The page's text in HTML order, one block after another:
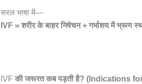
सरल भाषा में—
IVF = शरीर के बाहर निषेचन + गर्भाशय में भ्रूण
IVF की जरूरत कब पड़ती है? (Indications